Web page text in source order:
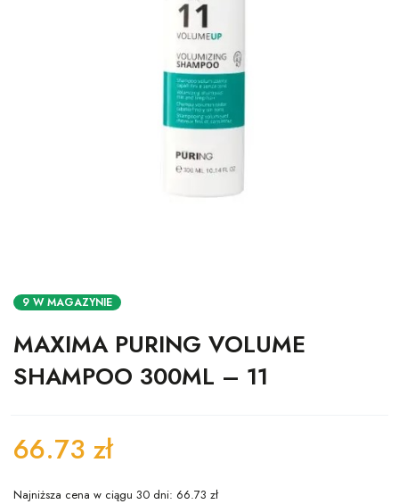
9 W MAGAZYNIE
MAXIMA PURING VOLUME
SHAMPOO 300ML – 11
66.73 zł
Najniższa cena w ciągu 30 dni: 66.73 zł